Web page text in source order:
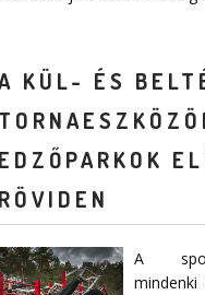
KÜL- ÉS
EDZŐPARKOK
RÖVIDEN
A